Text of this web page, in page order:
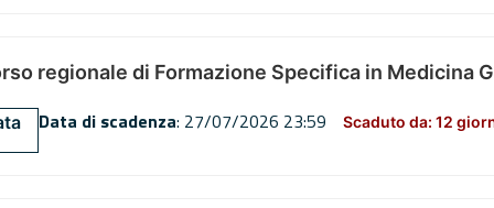
regionale di Formazione Specifica in Medicina
Data di scadenza: 27/07/2026 23:59 Scaduto da: 12